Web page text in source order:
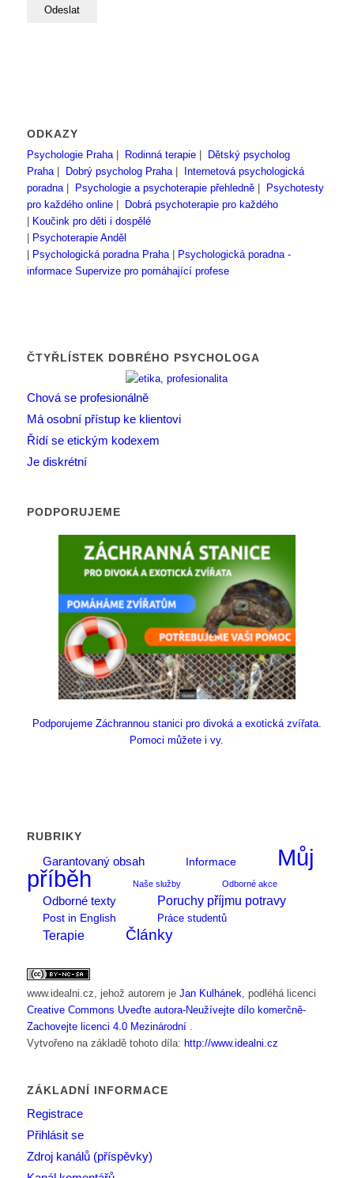
ODKAZY
Psychologie Praha| Rodinná terapie|
Dětský psycholog
Praha| Dobrý psycholog Praha|
Internetová psychologická
poradna| Psychologie a psychoterapie přehledně|
Psychotesty
pro každého online|
Dobrá psychoterapie pro každého
Koučink pro děti i dospělé
Psychoterapie Anděl
Psychologická poradna Praha|
Psychologická poradna -
informace Supervize pro pomáhající profese
ČTYŘLÍSTEK DOBRÉHO PSYCHOLOGA
Chová se profesionálně
Má osobní přístup ke klientovi
Řídí se etickým kodexem
Je diskrétní
PODPORUJEME
Podporujeme Záchrannou stanici pro divoká a exotická zvířata.
Pomoci můžete i vy.
RUBRIKY
Garantovaný obsah
Informace
Můj
příběh
Naše služby Odborné akce
Odborné texty Poruchy příjmu potravy
Post in English Práce studentů
Terapie Články
www.idealni.cz , jehož autorem je Jan Kulhánek , podléhá licenci
Creative Commons Uveďte autora-Neužívejte dílo komerčně-
Zachovejte licenci 4.0 Mezinárodní
Vytvořeno na základě tohoto díla: http://www.idealni.cz
ZÁKLADNÍ INFORMACE
Registrace
Přihlásit se
Zdroj kanálů (příspěvky)